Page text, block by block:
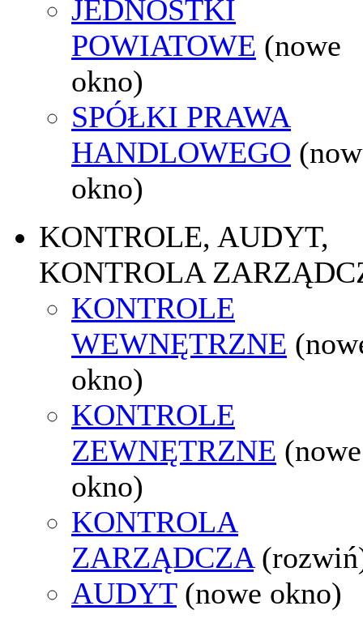
JEDNOSTKI
POWIATOWE (nowe
okno)
SPÓŁKI PRAWA
HANDLOWEGO
okno)
KONTROLE, AUDYT,
KONTROLA
KONTROLE
WEWNĘTRZNE
okno)
KONTROLE
ZEWNĘTRZNE (nowe
okno)
KONTROLA
ZARZĄDCZA
AUDYT (nowe okno)